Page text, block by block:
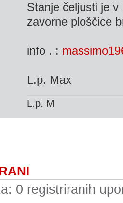
Stanje čeljusti je
zavorne ploščice
info . :
L.p. Max
L.p. M
0 registriranih